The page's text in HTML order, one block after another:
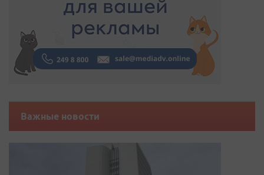
Важные новости